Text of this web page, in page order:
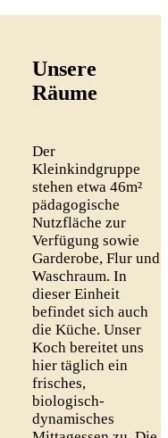
Unsere
Räume
Der
Kleinkindgruppe
stehen etwa 46m²
pädagogische
Nutzfläche zur
Verfügung sowie
Garderobe, Flur und
Waschraum. In
dieser Einheit
befindet sich auch
die Küche. Unser
Koch bereitet uns
hier täglich ein
frisches,
biologisch-
dynamisches